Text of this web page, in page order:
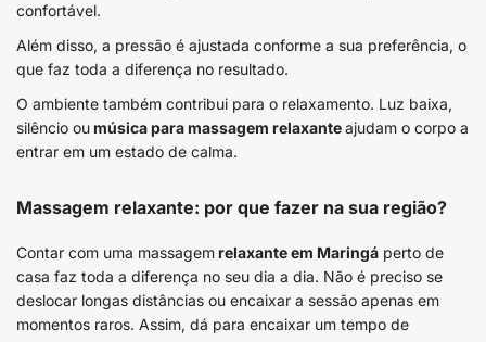
confortável.
Além disso, a pressão é ajustada conforme a sua preferência, o
que faz toda a diferença no resultado.
O ambiente também contribui para o relaxamento. Luz baixa,
silêncio oumúsica para massagem relaxanteajudam o corpo a
entrar em um estado de calma.
Massagem relaxante: por que fazer na sua região?
Contar com uma massagemrelaxante em Maringá perto de
casa faz toda a diferença no seu dia a dia. Não é preciso se
deslocar longas distâncias ou encaixar a sessão apenas em
momentos raros. Assim, dá para encaixar um tempo de